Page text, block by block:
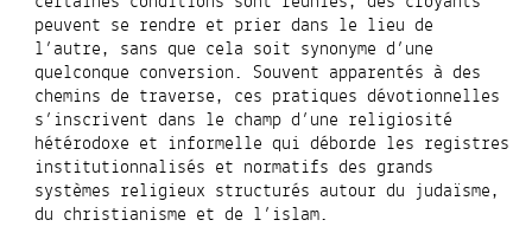
peuvent se rendre et prier dans le lieu de
l’autre, sans que cela soit synonyme d’une
quelconque conversion. Souvent apparentés à des
chemins de traverse, ces pratiques dévotionnelles
s’inscrivent dans le champ d’une religiosité
hétérodoxe et informelle qui déborde les registres
institutionnalisés et normatifs des grands
systèmes religieux structurés autour du judaïsme,
du christianisme et de l’islam.